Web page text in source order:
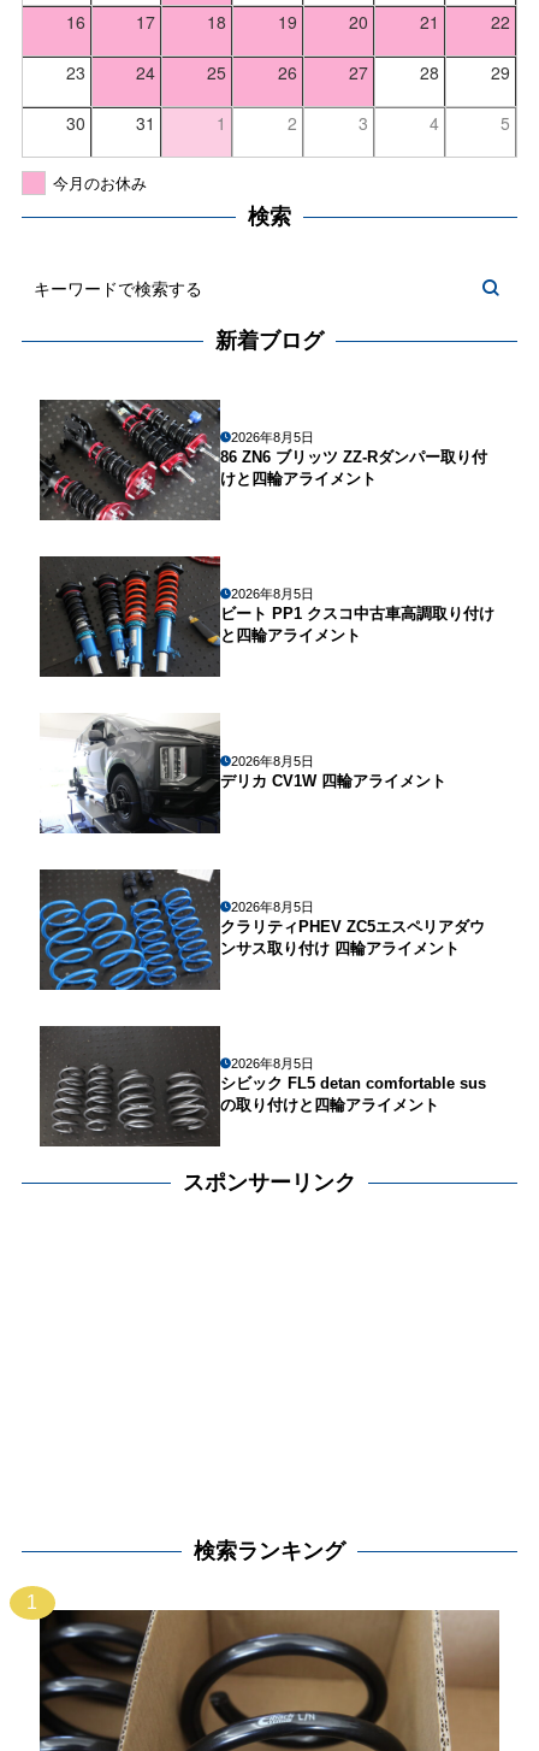
16 17 18 19 20 21 22
23 24 25 26 27 28 29
30 31 1 2 3 4 5
今月のお休み
検索
新着ブログ
2026年8月5日
86 ZN6 ブリッツ ZZ-Rダンパー取り付
けと四輪アライメント
2026年8月5日
ビート PP1 クスコ中古車高調取り付け
と四輪アライメント
2026年8月5日
デリカ CV1W 四輪アライメント
2026年8月5日
クラリティPHEV ZC5エスペリアダウ
ンサス取り付け 四輪アライメント
2026年8月5日
シビック FL5 detan comfortable sus
の取り付けと四輪アライメント
スポンサーリンク
検索ランキング
1